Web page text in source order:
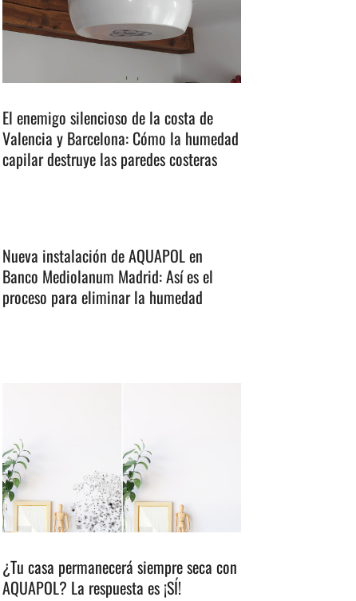
El enemigo silencioso de la costa de
Valencia y Barcelona: Cómo la humedad
capilar destruye las paredes costeras
Nueva instalación de AQUAPOL en
Banco Mediolanum Madrid: Así es el
proceso para eliminar la humedad
¿Tu casa permanecerá siempre seca con
AQUAPOL? La respuesta es ¡SÍ!